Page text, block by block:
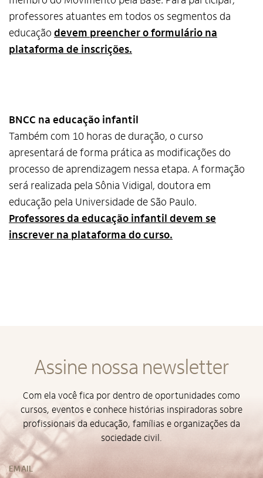
Termos de Uso e Política de
Privacidade
professores atuantes em todos os segmentos da
educação devem preencher o formulário na
plataforma de inscrições.
BNCC na educação infantil
Também com 10 horas de duração, o curso
apresentará de forma prática as modificações do
processo de aprendizagem nessa etapa. A formação
será realizada pela Sônia Vidigal, doutora em
educação pela Universidade de São Paulo.
Professores da educação infantil devem se
inscrever na plataforma do curso.
Assine nossa newsletter
Com ela você fica por dentro de oportunidades como
cursos, eventos e conhece histórias inspiradoras sobre
profissionais da educação, famílias e organizações da
sociedade civil.
EMAIL